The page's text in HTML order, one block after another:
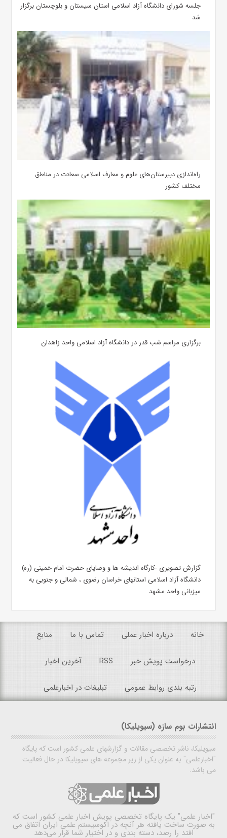
جلسه شورای دانشگاه آزاد اسلامی استان سیستان و بلوچستان برگزار
شد
‌راه‌اندازی دبیرستان‌های علوم و معارف اسلامی سعادت در مناطق
مختلف کشور
برگزاری مراسم شب قدر در دانشگاه آزاد اسلامی واحد زاهدان
گزارش تصویری -کارگاه اندیشه ها و وصایای حضرت امام خمینی (ره)
دانشگاه آزاد اسلامی استانهای خراسان رضوی ، شمالی و جنوبی به
میزبانی واحد مشهد
خانه درباره اخبار عملی تماس با ما منابع
درخواست پویش خبر RSS آخرین اخبار
رتبه بندی روابط عمومی تبلیغات در اخبارعلمی
انتشارات بوم سازه (سیویلیکا)
سیویلیکا، ناشر تخصصی مقالات و گزارشهای علمی کشور است که پایگاه
"اخبارعلمی" به عنوان یکی از زیر مجموعه های سیویلیکا در حال فعالیت
می باشد.
"اخبار علمی" یک پایگاه تخصصی پویش اخبار علمی کشور است که
به صورت ساخت یافته هر آنچه در اکوسیستم علمی ایران اتفاق می
افتد را رصد، دسته بندی و در اختیار شما قرار می‌دهد